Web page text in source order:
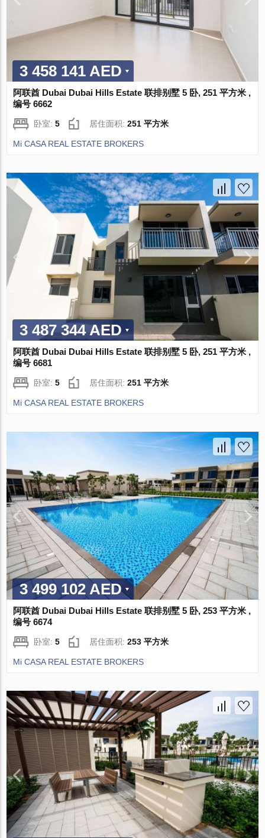
3 458 141 AED
阿联酋 Dubai Dubai Hills Estate 联排别墅 5 卧, 251 平方米 ,
编号 6662
卧室:5 居住面积:251 平方米
Mi CASA REAL ESTATE BROKERS
3 487 344 AED
阿联酋 Dubai Dubai Hills Estate 联排别墅 5 卧, 251 平方米 ,
编号 6681
卧室:5 居住面积:251 平方米
Mi CASA REAL ESTATE BROKERS
3 499 102 AED
阿联酋 Dubai Dubai Hills Estate 联排别墅 5 卧, 253 平方米 ,
编号 6674
卧室:5 居住面积:253 平方米
Mi CASA REAL ESTATE BROKERS